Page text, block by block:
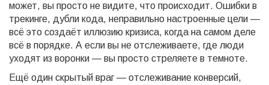
может, вы просто не видите, что происходит. Ошибки в
трекинге, дубли кода, неправильно настроенные цели —
всё это создаёт иллюзию кризиса, когда на самом деле
всё в порядке. А если вы не отслеживаете, где люди
уходят из воронки — вы просто стреляете в темноте.
Ещё один скрытый враг — отслеживание конверсий,